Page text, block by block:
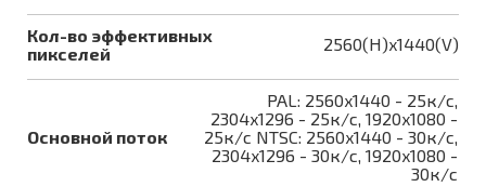
Кол-во эффективных
пикселей
2560(H)x1440(V)
Основной поток
PAL: 2560x1440 - 25к/с,
2304x1296 - 25к/с, 1920x1080 -
25к/с NTSC: 2560x1440 - 30к/с,
2304x1296 - 30к/с, 1920x1080 -
30к/с